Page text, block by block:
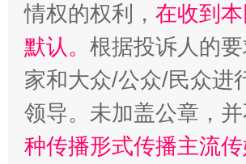
情权的权利， 在收到
默认。 根据投诉人的
家和大众/公众/民众进
领导。未加盖公章，
种传播形式传播主流